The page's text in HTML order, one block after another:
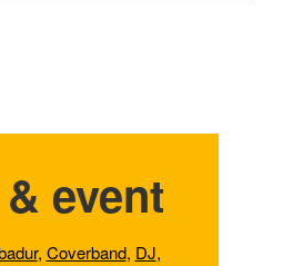
event
, Coverband, DJ,